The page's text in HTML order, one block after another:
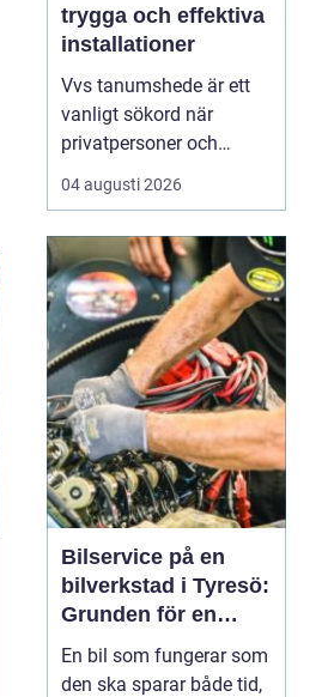
trygga och effektiva
installationer
Vvs tanumshede är ett
vanligt sökord när
privatpersoner och
företag behöver hjälp
med värme, vatten och
Många undrar vad som
skiljer en seriös vvs
partner från en tillfällig
lösning, hur en
installation bör gå till
och vilka...
04 augusti 2026
Bilservice på en
bilverkstad i Tyresö:
Grunden för en
trygg och hållbar
bilvardag
En bil som fungerar som
den ska sparar både tid,